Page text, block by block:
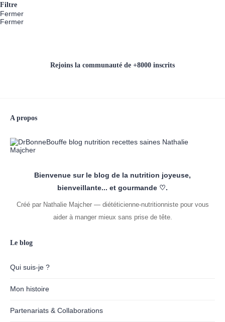
Filtre
Fermer
Fermer
Rejoins la communauté de +8000 inscrits
A propos
Bienvenue sur le blog de la nutrition joyeuse,
bienveillante... et gourmande ♡.
Créé par Nathalie Majcher — diététicienne-nutritionniste pour vous
aider à manger mieux sans prise de tête.
Le blog
Qui suis-je ?
Mon histoire
Partenariats & Collaborations